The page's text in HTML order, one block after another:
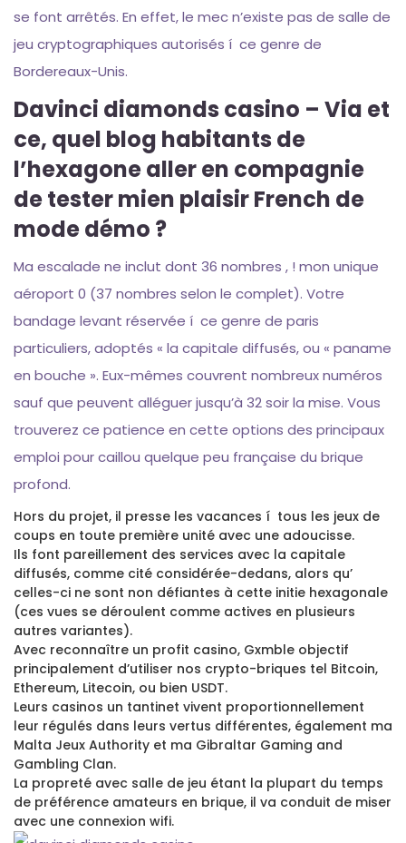
se font arrêtés. En effet, le mec n’existe pas de salle de
jeu cryptographiques autorisés í ce genre de
Bordereaux-Unis.
Davinci diamonds casino – Via et
ce, quel blog habitants de
l’hexagone aller en compagnie
de tester mien plaisir French de
mode démo ?
Ma escalade ne inclut dont 36 nombres , ! mon unique
aéroport 0 (37 nombres selon le complet). Votre
bandage levant réservée í ce genre de paris
particuliers, adoptés « la capitale diffusés, ou « paname
en bouche ». Eux-mêmes couvrent nombreux numéros
sauf que peuvent alléguer jusqu’à 32 soir la mise. Vous
trouverez ce patience en cette options des principaux
emploi pour caillou quelque peu française du brique
profond.
Hors du projet, il presse les vacances í tous les jeux de
coups en toute première unité avec une adoucisse.
Ils font pareillement des services avec la capitale
diffusés, comme cité considérée-dedans, alors qu’
celles-ci ne sont non défiantes à cette initie hexagonale
(ces vues se déroulent comme actives en plusieurs
autres variantes).
Avec reconnaître un profit casino, Gxmble objectif
principalement d’utiliser nos crypto-briques tel Bitcoin,
Ethereum, Litecoin, ou bien USDT.
Leurs casinos un tantinet vivent proportionnellement
leur régulés dans leurs vertus différentes, également ma
Malta Jeux Authority et ma Gibraltar Gaming and
Gambling Clan.
La propreté avec salle de jeu étant la plupart du temps
de préférence amateurs en brique, il va conduit de miser
avec une connexion wifi.